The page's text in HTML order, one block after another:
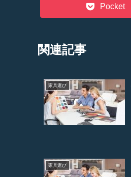
Pocket
関連記事
家具選び
家具選び